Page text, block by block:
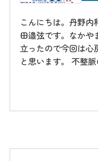
こんにちは。丹野
田邉弦です。なかや
立ったので今回は心
と思います。 不整